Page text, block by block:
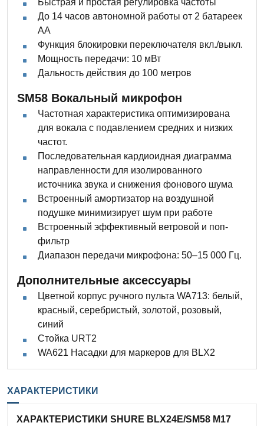
Быстрая и простая регулировка частоты
До 14 часов автономной работы от 2 батареек
АА
Функция блокировки переключателя вкл./выкл.
Мощность передачи: 10 мВт
Дальность действия до 100 метров
SM58 Вокальный микрофон
Частотная характеристика оптимизирована
для вокала с подавлением средних и низких
частот.
Последовательная кардиоидная диаграмма
направленности для изолированного
источника звука и снижения фонового шума
Встроенный амортизатор на воздушной
подушке минимизирует шум при работе
Встроенный эффективный ветровой и поп-
фильтр
Диапазон передачи микрофона: 50–15 000 Гц.
Дополнительные аксессуары
Цветной корпус ручного пульта WA713: белый,
красный, серебристый, золотой, розовый,
синий
Стойка URT2
WA621 Насадки для маркеров для BLX2
ХАРАКТЕРИСТИКИ
ХАРАКТЕРИСТИКИ SHURE BLX24E/SM58 M17